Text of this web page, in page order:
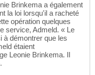
Brinkema a également
la loi lorsqu'il a racheté
opération quelques
service, Admeld. « Le
à démontrer que les
étaient
Leonie Brinkema. Il